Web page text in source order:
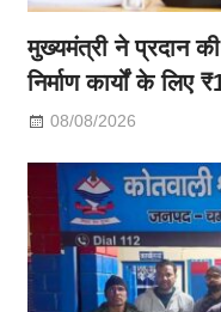
मुख्यमंत्री ने प्रदान
निर्माण कार्यों के लिए
08/08/2026